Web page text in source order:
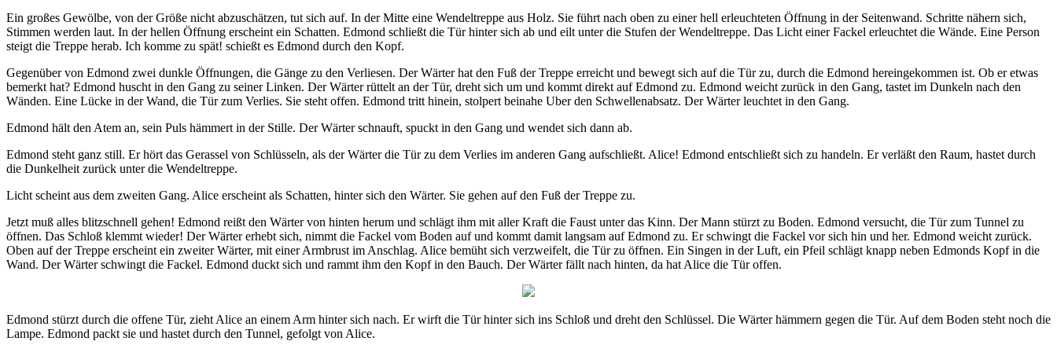
Ein großes Gewölbe, von der Größe nicht abzuschätzen, tut sich auf. In der Mitte eine Wendeltreppe aus Holz. Sie führt nach oben zu einer hell erleuchteten Öffnung in der Seitenwand. Schritte nähern sich,
Stimmen werden laut. In der hellen Öffnung erscheint ein Schatten. Edmond schließt die Tür hinter sich ab und eilt unter die Stufen der Wendeltreppe. Das Licht einer Fackel erleuchtet die Wände. Eine Person
steigt die Treppe herab. Ich komme zu spät! schießt es Edmond durch den Kopf.
Gegenüber von Edmond zwei dunkle Öffnungen, die Gänge zu den Verliesen. Der Wärter hat den Fuß der Treppe erreicht und bewegt sich auf die Tür zu, durch die Edmond hereingekommen ist. Ob er etwas
bemerkt hat? Edmond huscht in den Gang zu seiner Linken. Der Wärter rüttelt an der Tür, dreht sich um und kommt direkt auf Edmond zu. Edmond weicht zurück in den Gang, tastet im Dunkeln nach den
Wänden. Eine Lücke in der Wand, die Tür zum Verlies. Sie steht offen. Edmond tritt hinein, stolpert beinahe Uber den Schwellenabsatz. Der Wärter leuchtet in den Gang.
Edmond hält den Atem an, sein Puls hämmert in der Stille. Der Wärter schnauft, spuckt in den Gang und wendet sich dann ab.
Edmond steht ganz still. Er hört das Gerassel von Schlüsseln, als der Wärter die Tür zu dem Verlies im anderen Gang aufschließt. Alice! Edmond entschließt sich zu handeln. Er verläßt den Raum, hastet durch
die Dunkelheit zurück unter die Wendeltreppe.
Licht scheint aus dem zweiten Gang. Alice erscheint als Schatten, hinter sich den Wärter. Sie gehen auf den Fuß der Treppe zu.
Jetzt muß alles blitzschnell gehen! Edmond reißt den Wärter von hinten herum und schlägt ihm mit aller Kraft die Faust unter das Kinn. Der Mann stürzt zu Boden. Edmond versucht, die Tür zum Tunnel zu
öffnen. Das Schloß klemmt wieder! Der Wärter erhebt sich, nimmt die Fackel vom Boden auf und kommt damit langsam auf Edmond zu. Er schwingt die Fackel vor sich hin und her. Edmond weicht zurück.
Oben auf der Treppe erscheint ein zweiter Wärter, mit einer Armbrust im Anschlag. Alice bemüht sich verzweifelt, die Tür zu öffnen. Ein Singen in der Luft, ein Pfeil schlägt knapp neben Edmonds Kopf in die
Wand. Der Wärter schwingt die Fackel. Edmond duckt sich und rammt ihm den Kopf in den Bauch. Der Wärter fällt nach hinten, da hat Alice die Tür offen.
Edmond stürzt durch die offene Tür, zieht Alice an einem Arm hinter sich nach. Er wirft die Tür hinter sich ins Schloß und dreht den Schlüssel. Die Wärter hämmern gegen die Tür. Auf dem Boden steht noch die
Lampe. Edmond packt sie und hastet durch den Tunnel, gefolgt von Alice.